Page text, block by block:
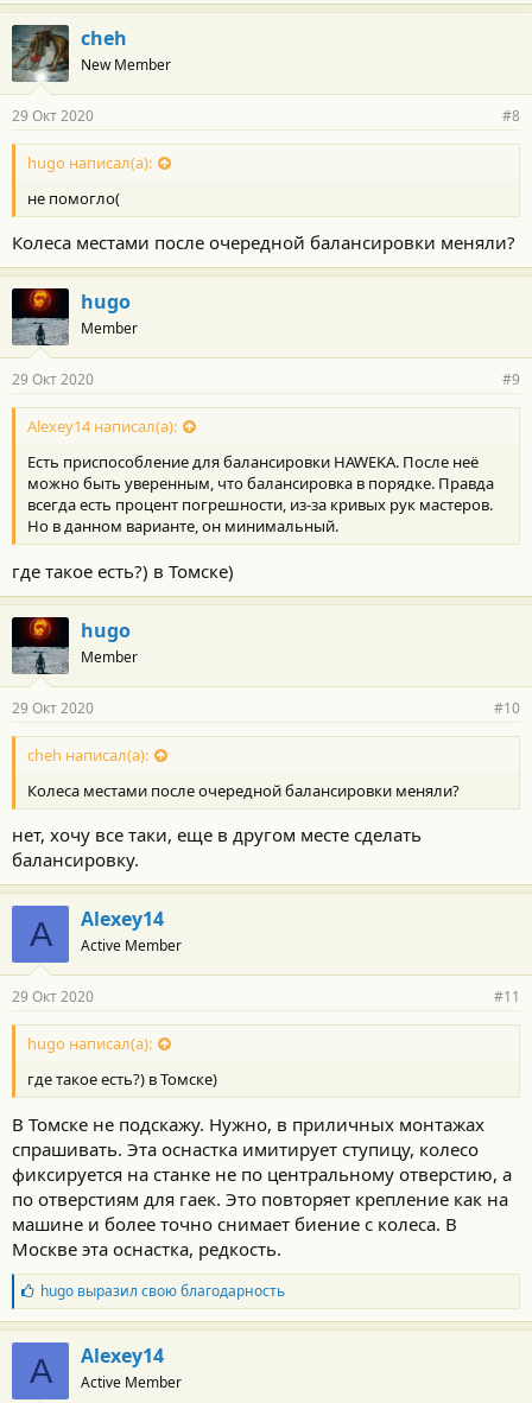
cheh
New Member
29 Окт 2020 #8
hugo написал(а):
не помогло(
Колеса местами после очередной балансировки меняли?
hugo
Member
29 Окт 2020 #9
Alexey14 написал(а):
Есть приспособление для балансировки HAWEKA. После неё
можно быть уверенным, что балансировка в порядке. Правда
всегда есть процент погрешности, из-за кривых рук мастеров.
Но в данном варианте, он минимальный.
где такое есть?) в Томске)
hugo
Member
29 Окт 2020 #10
cheh написал(а):
Колеса местами после очередной балансировки меняли?
нет, хочу все таки, еще в другом месте сделать
балансировку.
A Alexey14
Active Member
29 Окт 2020 #11
hugo написал(а):
где такое есть?) в Томске)
В Томске не подскажу. Нужно, в приличных монтажах
спрашивать. Эта оснастка имитирует ступицу, колесо
фиксируется на станке не по центральному отверстию, а
по отверстиям для гаек. Это повторяет крепление как на
машине и более точно снимает биение с колеса. В
Москве эта оснастка, редкость.
Б
л
а
г
о
д
hugoвыразил свою благодарность
A Alexey14
Active Member